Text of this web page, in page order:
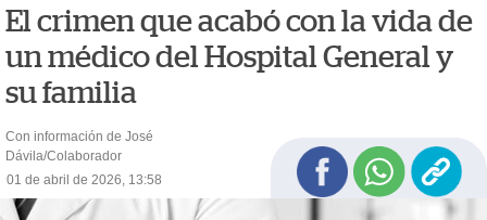
El crimen que acabó con la vida de
un médico del Hospital General y
su familia
Con información de José
Dávila/Colaborador
01 de abril de 2026, 13:58